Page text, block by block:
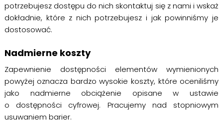
potrzebujesz dostępu do nich skontaktuj się z nami i wskaż
dokładnie, które z nich potrzebujesz i jak powinniśmy je
dostosować.
Nadmierne koszty
Zapewnienie dostępności elementów wymienionych
powyżej oznacza bardzo wysokie koszty, które oceniliśmy
jako nadmierne obciążenie opisane w ustawie
o dostępności cyfrowej. Pracujemy nad stopniowym
usuwaniem barier.